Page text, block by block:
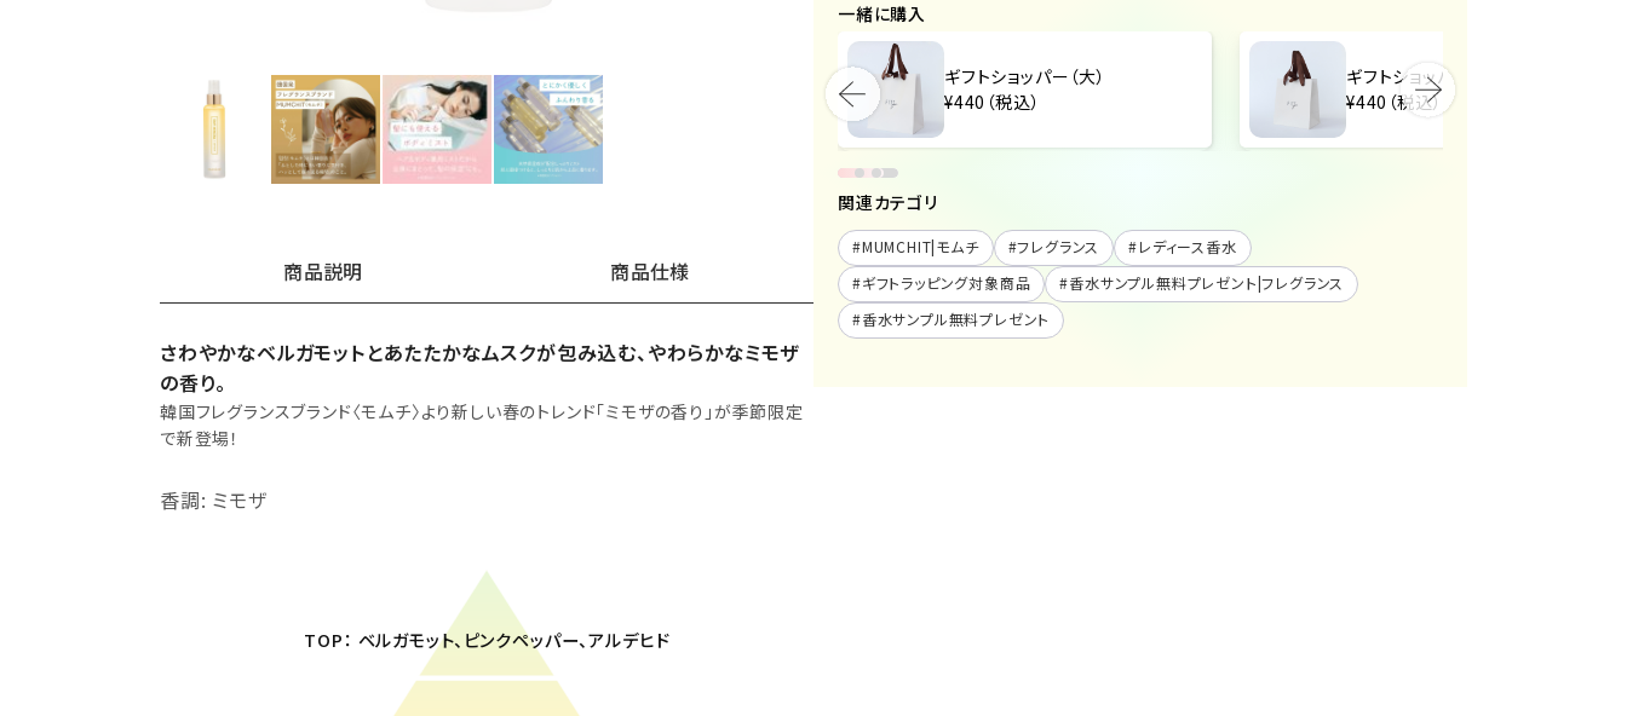
商品説明 商品仕様
さわやかなベルガモットとあたたかなムスクが包み込む、やわらかなミモザ
の香り。
韓国フレグランスブランド〈モムチ〉より新しい春のトレンド「ミモザの香り」が季節限定
で新登場！
香調: ミモザ
TOP： ベルガモット、ピンクペッパー、アルデヒド
一緒に購入
ギフトショッパー（中）
¥440（税込）
ギフトショッパー（小）
¥440（税込）
ギフトショッパー（大）
¥440（税込）
ギフトショッパー（中）
¥440（税込）
関連カテゴリ
#MUMCHIT|モムチ #フレグランス #レディース香水
#ギフトラッピング対象商品 #香水サンプル無料プレゼント|フレグランス
#香水サンプル無料プレゼント